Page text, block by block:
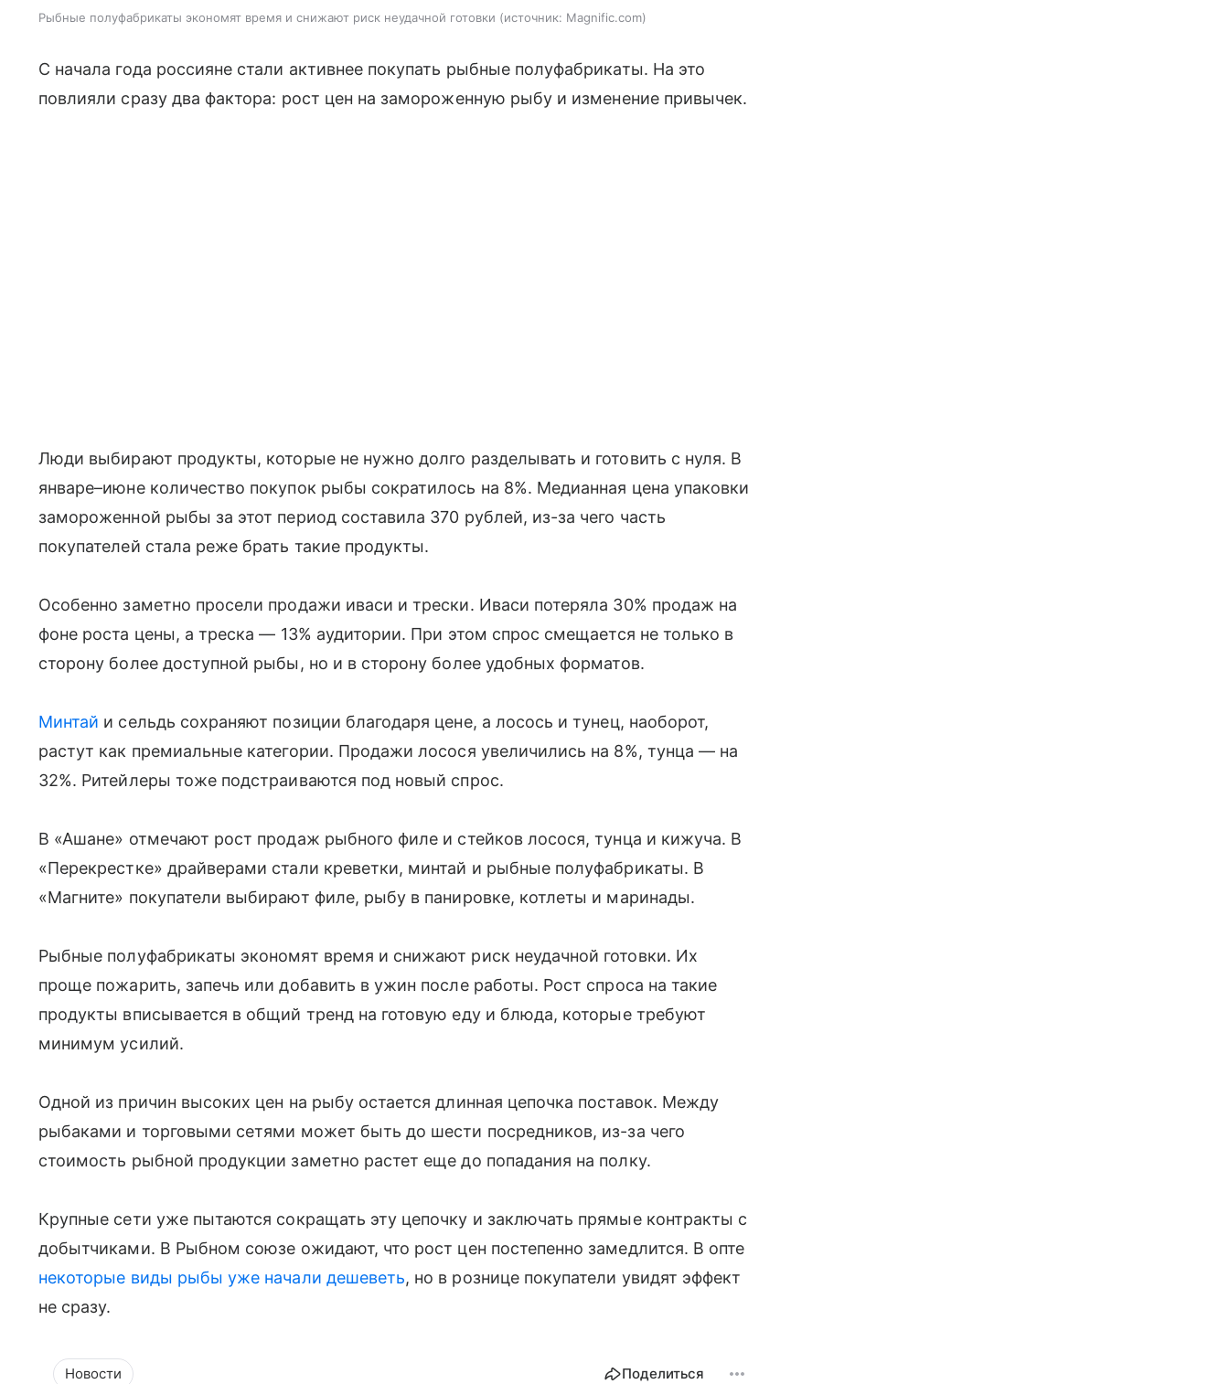
Рыбные полуфабрикаты экономят время и снижают риск неудачной готовки источник: Magnific.com
С начала года россияне стали активнее покупать рыбные полуфабрикаты. На это
повлияли сразу два фактора: рост цен на замороженную рыбу и изменение привычек.
Люди выбирают продукты, которые не нужно долго разделывать и готовить с нуля. В
январе–июне количество покупок рыбы сократилось на 8%. Медианная цена упаковки
замороженной рыбы за этот период составила 370 рублей, из-за чего часть
покупателей стала реже брать такие продукты.
Особенно заметно просели продажи иваси и трески. Иваси потеряла 30% продаж на
фоне роста цены, а треска — 13% аудитории. При этом спрос смещается не только в
сторону более доступной рыбы, но и в сторону более удобных форматов.
Минтай и сельдь сохраняют позиции благодаря цене, а лосось и тунец, наоборот,
растут как премиальные категории. Продажи лосося увеличились на 8%, тунца — на
32%. Ритейлеры тоже подстраиваются под новый спрос.
В «Ашане» отмечают рост продаж рыбного филе и стейков лосося, тунца и кижуча. В
«Перекрестке» драйверами стали креветки, минтай и рыбные полуфабрикаты. В
«Магните» покупатели выбирают филе, рыбу в панировке, котлеты и маринады.
Рыбные полуфабрикаты экономят время и снижают риск неудачной готовки. Их
проще пожарить, запечь или добавить в ужин после работы. Рост спроса на такие
продукты вписывается в общий тренд на готовую еду и блюда, которые требуют
минимум усилий.
Одной из причин высоких цен на рыбу остается длинная цепочка поставок. Между
рыбаками и торговыми сетями может быть до шести посредников, из-за чего
стоимость рыбной продукции заметно растет еще до попадания на полку.
Крупные сети уже пытаются сокращать эту цепочку и заключать прямые контракты с
добытчиками. В Рыбном союзе ожидают, что рост цен постепенно замедлится. В опте
некоторые виды рыбы уже начали дешеветь, но в рознице покупатели увидят эффект
не сразу.
Новости Поделиться